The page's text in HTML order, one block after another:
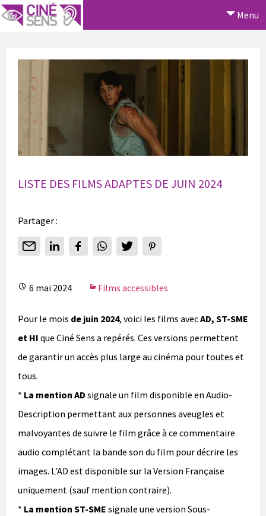
Menu
LISTE DES FILMS ADAPTES DE JUIN 2024
Partager :
6 mai 2024 Films accessibles
Pour le mois de juin 2024, voici les films avecAD, ST-SME
et HI que Ciné Sens a repérés. Ces versions permettent
de garantir un accès plus large au cinéma pour toutes et
tous.
* La mention AD signale un film disponible en Audio-
Description permettant aux personnes aveugles et
malvoyantes de suivre le film grâce à ce commentaire
audio complétant la bande son du film pour décrire les
images. L’AD est disponible sur la Version Française
uniquement (sauf mention contraire).
* La mention ST-SME signale une version Sous-